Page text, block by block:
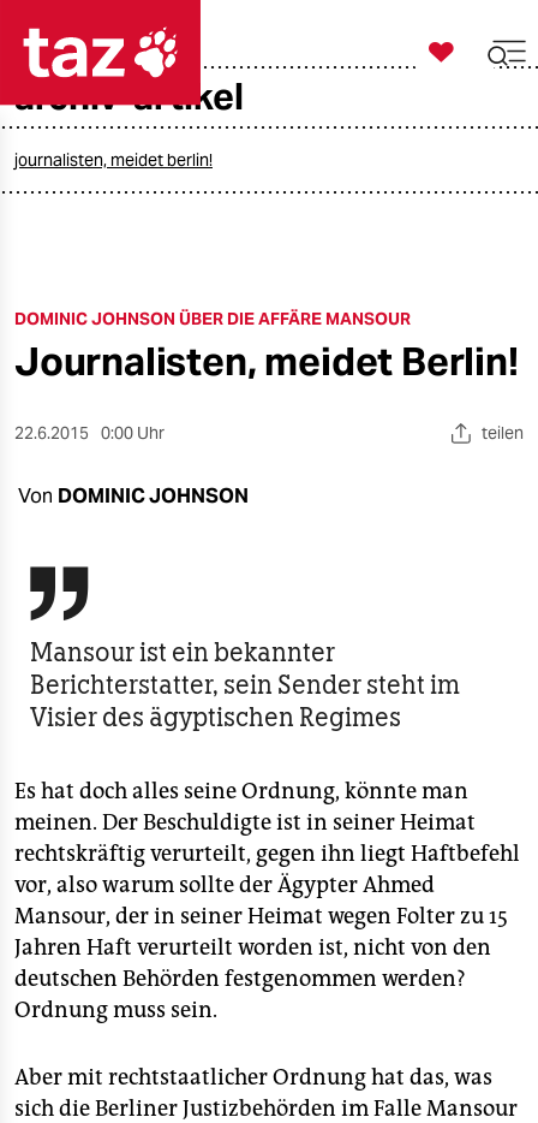
taz zahl ich
öko
gesellschaft
kultur
sport
nord
wahrheit
verlag
veranstaltungen
shop
fragen & hilfe
unterstützen
abo
epaper login

taz zahl ich
archiv-artikel
journalisten, meidet berlin!
DOMINIC JOHNSON ÜBER DIE AFFÄRE MANSOUR
Journalisten, meidet Berlin!
22.6.2015 0:00 Uhr teilen
Von DOMINIC JOHNSON

Mansour ist ein bekannter
Berichterstatter, sein Sender steht im
Visier des ägyptischen Regimes
Es hat doch alles seine Ordnung, könnte man
meinen. Der Beschuldigte ist in seiner Heimat
rechtskräftig verurteilt, gegen ihn liegt Haftbefehl
vor, also warum sollte der Ägypter Ahmed
Mansour, der in seiner Heimat wegen Folter zu 15
Jahren Haft verurteilt worden ist, nicht von den
deutschen Behörden festgenommen werden?
Ordnung muss sein.
Aber mit rechtstaatlicher Ordnung hat das, was
sich die Berliner Justizbehörden im Falle Mansour